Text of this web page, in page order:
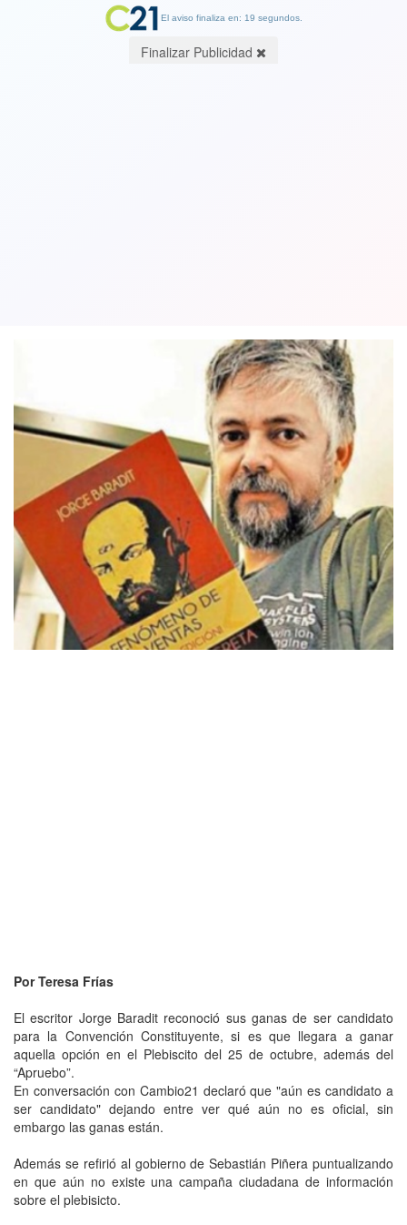
Por Teresa Frías
El escritor Jorge Baradit reconoció sus ganas de ser candidato
para la Convención Constituyente, si es que llegara a ganar
aquella opción en el Plebiscito del 25 de octubre, además del
“Apruebo”.
En conversación con Cambio21 declaró que "aún es candidato a
ser candidato" dejando entre ver qué aún no es oficial, sin
embargo las ganas están.
Además se refirió al gobierno de Sebastián Piñera puntualizando
en que aún no existe una campaña ciudadana de información
sobre el plebisicto.
El aviso finaliza en: 19 segundos.
Finalizar Publicidad